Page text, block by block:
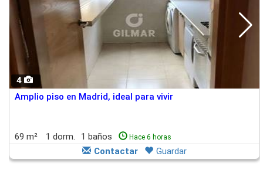
4
Amplio piso en Madrid, ideal para vivir
69 m² 1 dorm. 1 baños Hace 6 horas
Contactar Guardar